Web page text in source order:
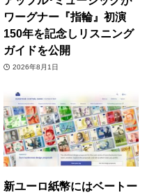
ワーグナー『指輪』初演
150年を記念しリスニング
ガイドを公開
2026年8月1日
新ユーロ紙幣にはベートー